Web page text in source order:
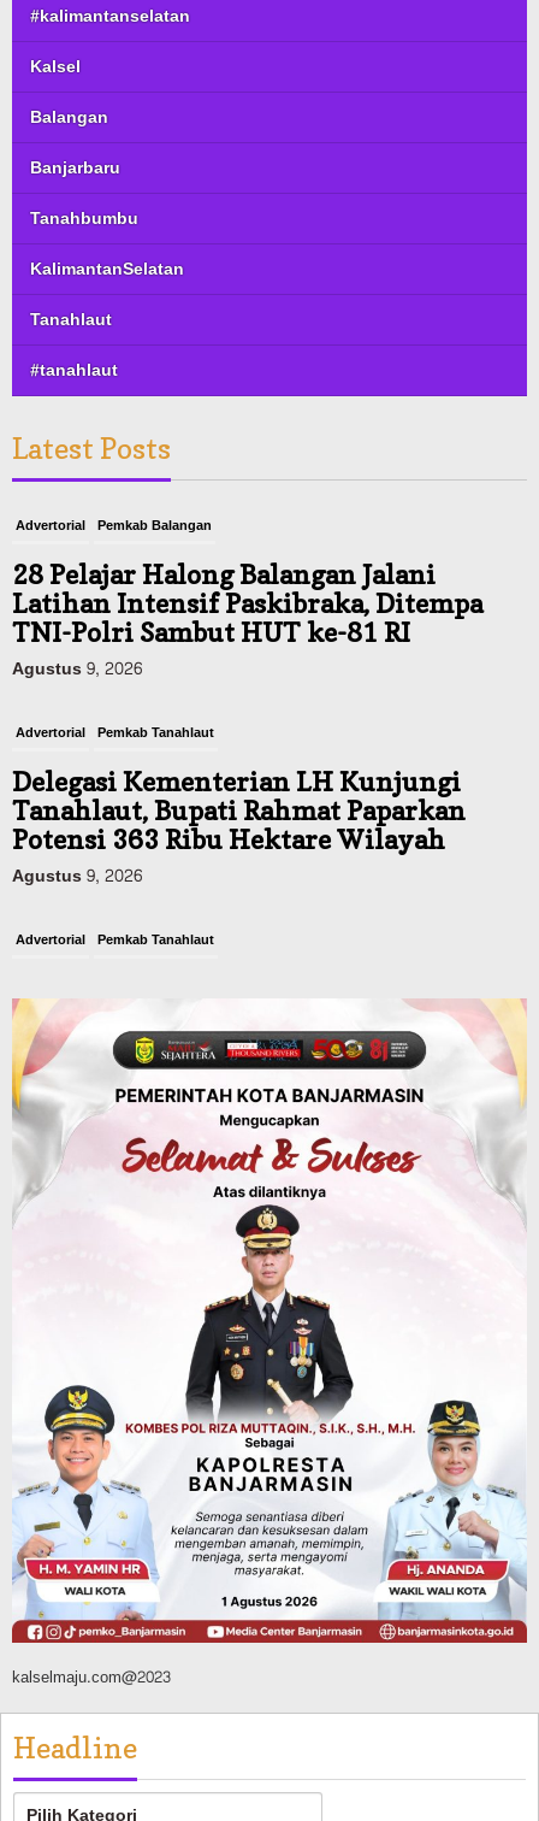
#kalimantanselatan
Kalsel
Balangan
Banjarbaru
Tanahbumbu
KalimantanSelatan
Tanahlaut
#tanahlaut
Latest Posts
Advertorial Pemkab Balangan
28 Pelajar Halong Balangan Jalani
Latihan Intensif Paskibraka, Ditempa
TNI-Polri Sambut HUT ke-81 RI
Agustus 9, 2026
Advertorial Pemkab Tanahlaut
Delegasi Kementerian LH Kunjungi
Tanahlaut, Bupati Rahmat Paparkan
Potensi 363 Ribu Hektare Wilayah
Agustus 9, 2026
Advertorial Pemkab Tanahlaut
2026, Bidik Emas Porprov dan
Rencanakan Pindah Indoor 2027
Agustus 9, 2026
Sosial & Keagamaan
45 Pramuka Banjarmasin Berangkat ke
Jamnas XII Cibubur, Termasuk Dua
Peserta Berkebutuhan Khusus
Green Action di Desa Sungairangas
Banjar, Ratusan Pohon Ditanam, Hampir
2 Ton Sampah Terkumpul dari
Penukaran dengan Sembako
Agustus 9, 2026
kalselmaju.com@2023
Headline
Headline